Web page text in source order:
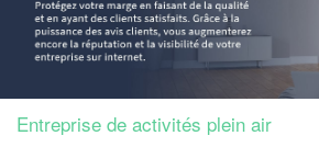
Entreprise de activités plein air